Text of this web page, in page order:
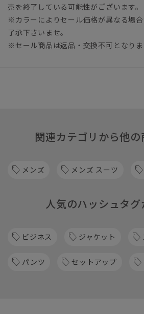
売を終了している可能性がございます。
※カラーによりセール価格が異なる場
了承下さいませ。
※セール商品は返品・交換不可となりま
関連カテゴリから他
メンズ メンズ スーツ
人気のハッシュタグ
ビジネス ジャケット
パンツ セットアップ